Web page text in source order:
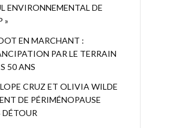
ENVIRONNEMENTAL DE
»
EN MARCHANT :
PAR LE TERRAIN
50 ANS
CRUZ ET OLIVIA WILDE
DE PÉRIMÉNOPAUSE
DÉTOUR